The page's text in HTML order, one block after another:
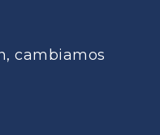
cambiamos